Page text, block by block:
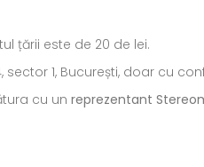
țării este de 20 de lei.
sector 1, București, doar cu
cu un reprezentant